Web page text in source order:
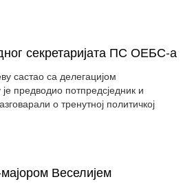
секретаријата ПС ОЕБС-а
састао са делегацијом
предводио потпредсједник и
о тренутној политичкој
Веселијем